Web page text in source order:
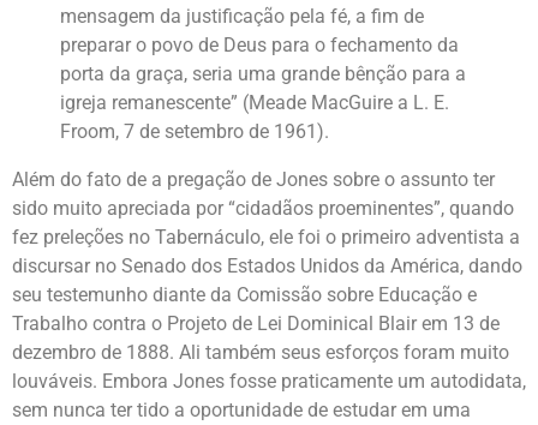
mensagem da justificação pela fé, a fim de
preparar o povo de Deus para o fechamento da
porta da graça, seria uma grande bênção para a
igreja remanescente” (Meade MacGuire a L. E.
Froom, 7 de setembro de 1961).
Além do fato de a pregação de Jones sobre o assunto ter
sido muito apreciada por “cidadãos proeminentes”, quando
fez preleções no Tabernáculo, ele foi o primeiro adventista a
discursar no Senado dos Estados Unidos da América, dando
seu testemunho diante da Comissão sobre Educação e
Trabalho contra o Projeto de Lei Dominical Blair em 13 de
dezembro de 1888. Ali também seus esforços foram muito
louváveis. Embora Jones fosse praticamente um autodidata,
sem nunca ter tido a oportunidade de estudar em uma